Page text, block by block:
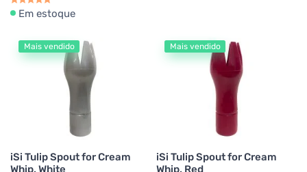
Em estoque
Mais vendido
iSi Tulip Spout for Cream
Whip, White
Mais vendido
iSi Tulip Spout for Cream
Whip, Red